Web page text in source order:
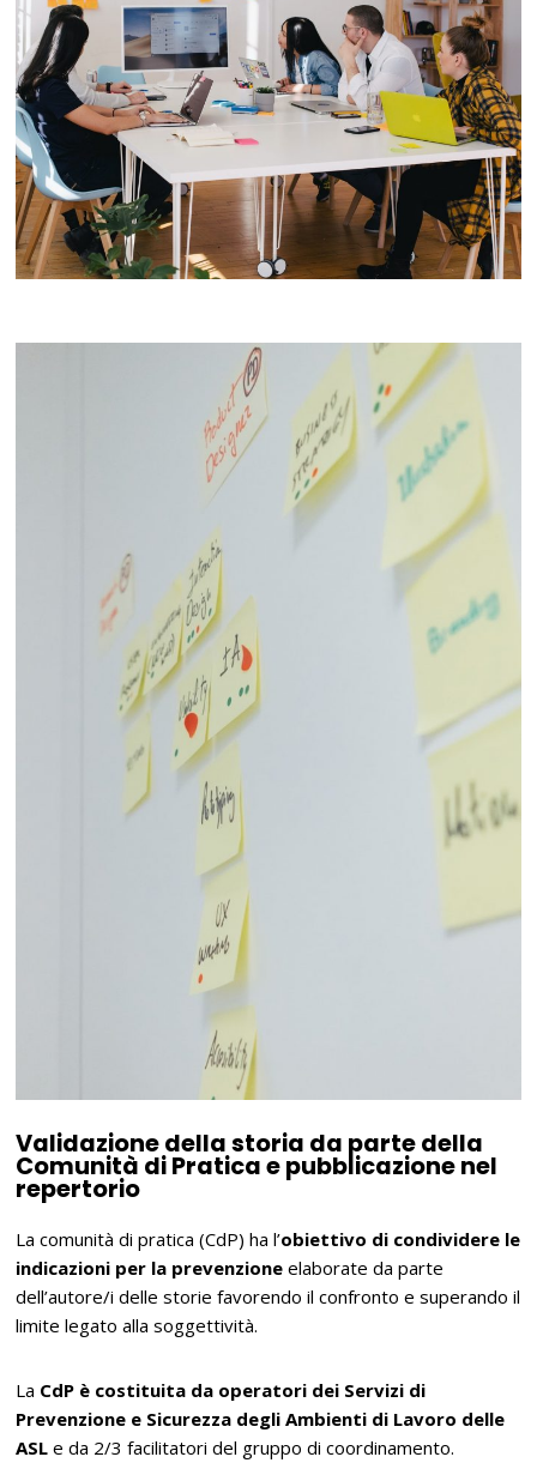
Validazione della storia da parte della
Comunità di Pratica e pubblicazione nel
repertorio
La comunità di pratica (CdP) ha l’obiettivo di condividere le
indicazioni per la prevenzione elaborate da parte
dell’autore/i delle storie favorendo il confronto e superando il
limite legato alla soggettività.
La CdP è costituita da operatori dei Servizi di
Prevenzione e Sicurezza degli Ambienti di Lavoro delle
ASL e da 2/3 facilitatori del gruppo di coordinamento.